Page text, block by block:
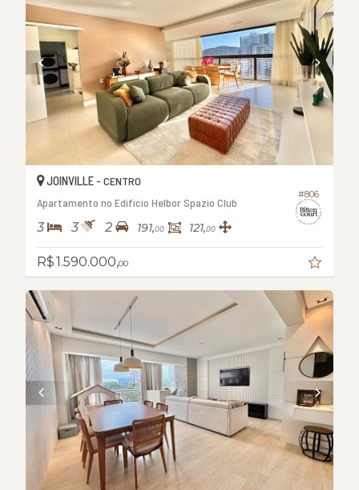
#806
JOINVILLE - CENTRO
Apartamento no Edifício Helbor Spazio Club
3 3 2 191,00 121,00
R$ 1.590.000,00